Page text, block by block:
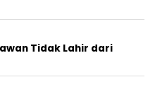
Tidak Lahir dari